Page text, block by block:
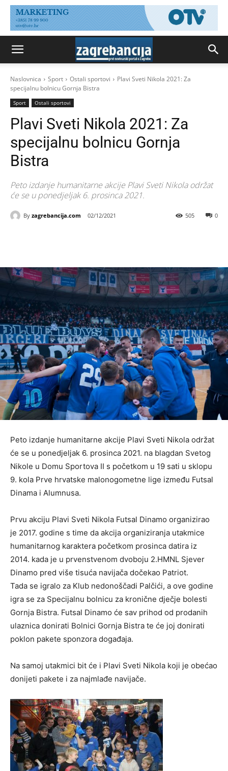
Naslovnica Sport Ostali sportovi
Plavi Sveti Nikola 2021: Za
specijalnu bolnicu Gornja Bistra
Sport Ostali sportovi
Plavi Sveti Nikola 2021: Za
specijalnu bolnicu Gornja
Bistra
Peto izdanje humanitarne akcije Plavi Sveti Nikola održat
će se u ponedjeljak 6. prosinca 2021.
By zagrebancija.com 02/12/2021 0
505
Peto izdanje humanitarne akcije Plavi Sveti Nikola održat
će se u ponedjeljak 6. prosinca 2021. na blagdan Svetog
Nikole u Domu Sportova II s početkom u 19 sati u sklopu
9. kola Prve hrvatske malonogometne lige između Futsal
Dinama i Alumnusa.
Prvu akciju Plavi Sveti Nikola Futsal Dinamo organizirao
je 2017. godine s time da akcija organiziranja utakmice
humanitarnog karaktera početkom prosinca datira iz
2014. kada je u prvenstvenom dvoboju 2.HMNL Sjever
Dinamo pred više tisuća navijača dočekao Patriot.
Tada se igralo za Klub nedonoščadi Palčići, a ove godine
igra se za Specijalnu bolnicu za kronične dječje bolesti
Gornja Bistra. Futsal Dinamo će sav prihod od prodanih
ulaznica donirati Bolnici Gornja Bistra te će joj donirati
poklon pakete sponzora događaja.
Na samoj utakmici bit će i Plavi Sveti Nikola koji je obećao
donijeti pakete i za najmlađe navijače.